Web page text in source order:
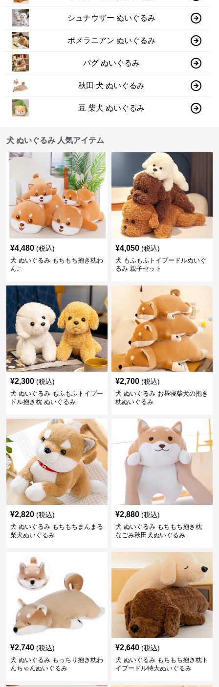
シュナウザー ぬいぐるみ
ポメラニアン ぬいぐるみ
パグ ぬいぐるみ
秋田 犬 ぬいぐるみ
豆 柴犬 ぬいぐるみ
犬 ぬいぐるみ 人気アイテム
¥4,480 (税込)
犬 ぬいぐるみ もちもち抱き枕わ
んこ
¥4,050 (税込)
犬 もふもふトイプードルぬいぐ
るみ 親子セット
¥2,300 (税込)
犬 ぬいぐるみ もふもふトイプー
ドル抱き枕 ぬいぐるみ
¥2,700 (税込)
犬 ぬいぐるみ お昼寝柴犬の抱き
枕ぬいぐるみ
¥2,820 (税込)
犬 ぬいぐるみ もちもちまんまる
柴犬ぬいぐるみ
¥2,880 (税込)
犬 ぬいぐるみ もちもち抱き枕
なごみ秋田犬ぬいぐるみ
¥2,740 (税込)
犬 ぬいぐるみ もっちり抱き枕わ
んちゃんぬいぐるみ
¥2,640 (税込)
犬 ぬいぐるみ もちもち抱き枕ト
イプードル特大ぬいぐるみ